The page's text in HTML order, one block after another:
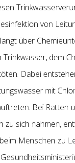
von
über
dem
Dabei
mit
Bei Ratten
sich nahmen,
Menschen zu